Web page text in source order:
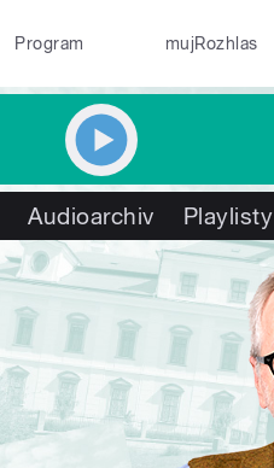
Program mujRozhlas
Audioarchiv Playlisty